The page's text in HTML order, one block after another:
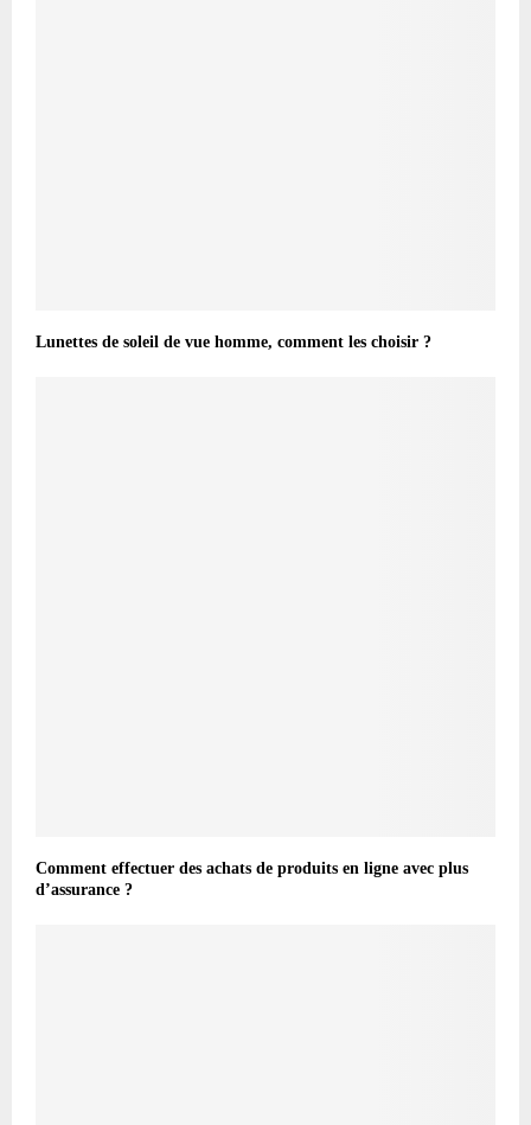
Lunettes de soleil de vue homme, comment les choisir ?
Comment effectuer des achats de produits en ligne avec plus
d’assurance ?